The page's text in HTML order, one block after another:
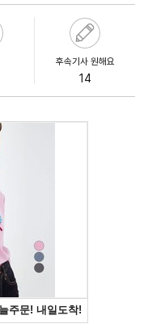
후속기사 원해요
14